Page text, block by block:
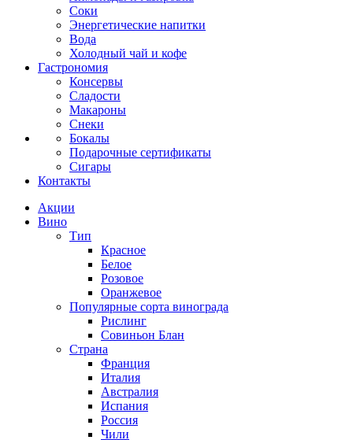
Соки
Энергетические напитки
Вода
Холодный чай и кофе
Гастрономия
Консервы
Сладости
Макароны
Снеки
Бокалы
Подарочные сертификаты
Сигары
Контакты
Акции
Вино
Тип
Красное
Белое
Розовое
Оранжевое
Популярные сорта винограда
Рислинг
Совиньон Блан
Страна
Франция
Италия
Австралия
Испания
Россия
Чили